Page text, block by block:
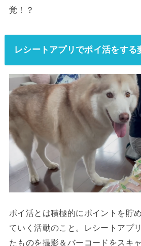
覚！？
レシートアプリでポイ活をする
ポイ活とは積極的にポイントを貯
ていく活動のこと。レシートアプ
たものを撮影＆バーコードをスキ